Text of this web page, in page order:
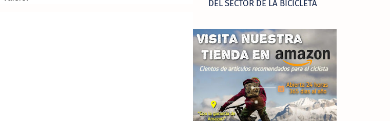
DEL SECTOR DE LA BICICLETA